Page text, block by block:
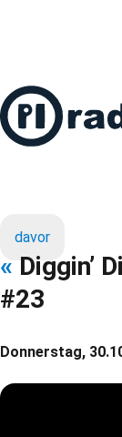
davor
« Diggin’
#23
Donnerstag,